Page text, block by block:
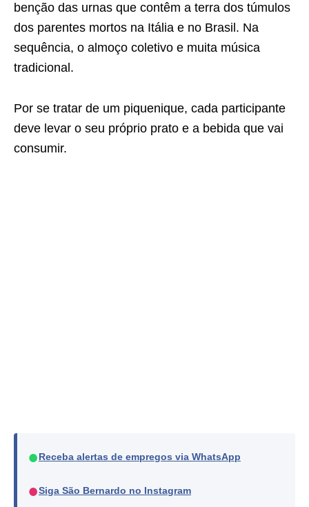
benção das urnas que contêm a terra dos túmulos
dos parentes mortos na Itália e no Brasil. Na
sequência, o almoço coletivo e muita música
tradicional.
Por se tratar de um piquenique, cada participante
deve levar o seu próprio prato e a bebida que vai
consumir.
● Receba alertas de empregos via WhatsApp
●Siga São Bernardo no Instagram